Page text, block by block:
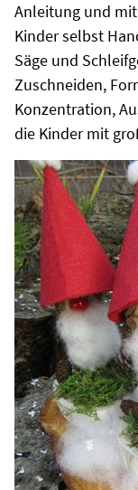
Anleitung und
Kinder selbst
Säge und
Zuschneiden,
Konzentration,
die Kinder mit